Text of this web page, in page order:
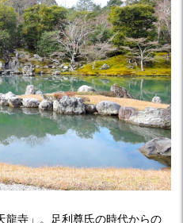
龍寺」。足利尊氏の時代からの